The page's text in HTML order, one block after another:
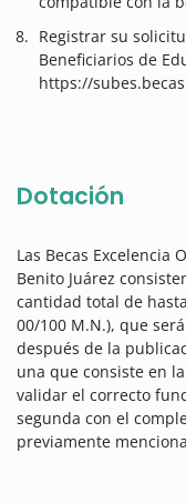
Registrar su
Beneficiarios de
https://
Dotación
Las Becas Excelencia
Benito Juárez
cantidad total de
00/100 M.N.), que
después de la
una que consiste en
validar el correcto
segunda con el
previamente